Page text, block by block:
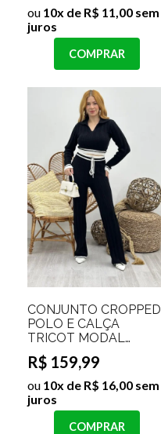
ou 10x de R$ 11,00 sem
juros
COMPRAR
CONJUNTO CROPPED
POLO E CALÇA
TRICOT MODAL
ANTONELLE
R$ 159,99
ou 10x de R$ 16,00 sem
juros
COMPRAR